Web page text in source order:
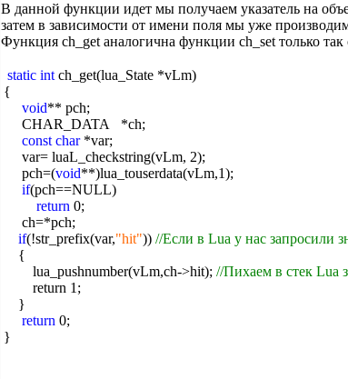
В данной функции идет мы получаем указатель на
затем в зависимости от имени поля мы уже
Функция ch_get аналогична функции ch_set только так
static int ch_get(lua_State *vLm)
{
void** pch;
CHAR_DATA *ch;
const char*var;
var= luaL_checkstring(vLm, 2);
pch=(void**)lua_touserdata(vLm,1);
if(pch==NULL)
return 0;
ch=*pch;
if(!str_prefix(var,"hit")) //Если в Lua у нас запросили
{
lua_pushnumber(vLm,ch->hit); //Пихаем в стек Lua
return 1;
}
return 0;
}